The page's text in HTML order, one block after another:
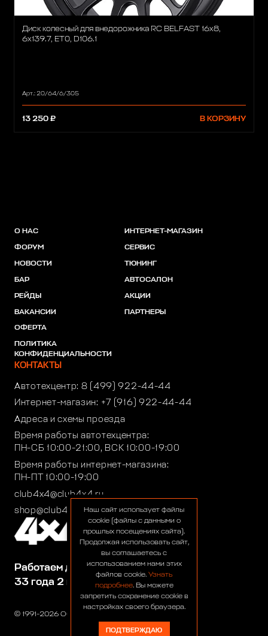
Диск колесный для внедорожника RC BELFAST 16x8,
6x139.7, ET0, D106.1
Арт.: 20/64/6/305
13 250 ₽ В КОРЗИНУ
© 1991-2026 ООО «Сервис 4х4»
Работаем для вас:
33 года 2 месяца 23 дня
О НАС
ФОРУМ
НОВОСТИ
БАР
РЕЙДЫ
ВАКАНСИИ
ОФЕРТА
ПОЛИТИКА
КОНФИДЕНЦИАЛЬНОСТИ
ИНТЕРНЕТ-МАГАЗИН
СЕРВИС
ТЮНИНГ
АВТОСАЛОН
АКЦИИ
ПАРТНЕРЫ
КОНТАКТЫ
Автотехцентр: 8 (499) 922-44-44
Интернет-магазин: +7 (916) 922-44-44
Адреса и схемы проезда
Время работы автотехцентра:
ПН-СБ 10:00-21:00, ВСК 10:00-19:00
Время работы интернет-магазина:
ПН-ПТ 10:00-19:00
club4x4@club4x4.ru
shop@club4x4.ruНаш сайт использует файлы
cookie (файлы с данными о
прошлых посещениях сайта).
Продолжая использовать сайт,
вы соглашаетесь с
использованием нами этих
файлов cookie. Узнать
подробнее. Вы можете
запретить сохранение cookie в
настройках своего браузера.
ПОДТВЕРЖДАЮ